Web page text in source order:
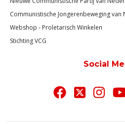
Communistische Jongerenbeweging van
Webshop - Proletarisch Winkelen
Stichting VCG
Social